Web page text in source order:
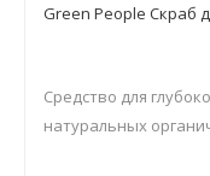
Green People Скраб
Средство для
натуральных